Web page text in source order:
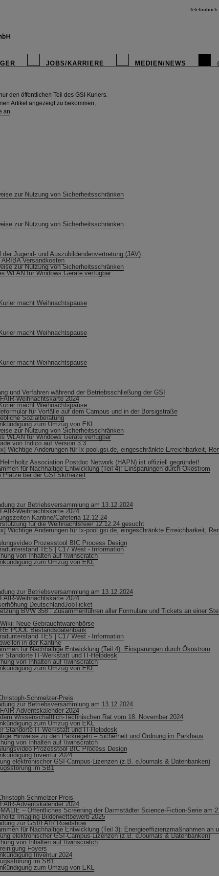
Telefonbuch
JOBS/KARRIERE MEDIEN/NEWS
den öffentlichen Teil des GSI-Kuriers.
Artikel angezeigt zu bekommen,
an
zur Nutzung von Sicherheitsschränken
zur Nutzung von Sicherheitsschränken
der Jugend- und Auszubildendenvertretung (JAV)
Versandkosten
zur Nutzung von Sicherheitsschränken
WLAN für Windows Geräte verfügbar
macht Weihnachtspause
macht Weihnachtspause
macht Weihnachtspause
und Verfahren während der Betriebsschließung der GSI
Weihnachtskarte 2024
macht Weihnachtspause
für Vorfälle auf dem Campus und in der Borsigstraße
Sozialberatung
zum Umzug von EKL
zur Nutzung von Sicherheitsschränken
WLAN für Windows Geräte verfügbar
von Indico auf Version 3.3
Wichtige Änderungen für lx-pool.gsi.de, eingeschränkte Erreichbarkeit,
Association Postdoc Network (HAPN) ist offiziell gegründet!
für Nachhaltige Entwicklung (Teil 4): Einsparungen durch Ökostrom
Plätze bei der GSI Skifreizeit
zur Betriebsversammlung am 13.12.2024
Weihnachtskarte 2024
Kantine/Cafeteria 12.12.24
für die Weihnachtsfeier 12.12.24 gesucht
Wichtige Änderungen für lx-pool.gsi.de, eingeschränkte Erreichbarkeit,
Prozesstool BIC Process Design
TES | C17 West - Information
von Inhalten auf \\winscratch
zum Umzug von EKL
zur Betriebsversammlung am 13.12.2024
Weihnachtskarte 2024
DeutschlandJobTicket
BVW 358 : Zusammenführen aller Formulare und Tickets an einer
Neue Gebrauchtwarenbörse
POOL Bestandsdatenbank
TES | C17 West - Information
in der Kantine
für Nachhaltige Entwicklung (Teil 4): Einsparungen durch Ökostrom
Standorte IT-Werkstatt und IT-Helpdesk
von Inhalten auf \\winscratch
zum Umzug von EKL
Schmelzer-Preis
zur Betriebsversammlung am 13.12.2024
Adventskalender 2024
Wissenschaftlich-Technischen Rat vom 18. November 2024
zum Umzug von EKL
Standorte IT-Werkstatt und IT-Helpdesk
Hinweise zu den Parkregeln – Sicherheit und Ordnung im Parkhaus
von Inhalten auf \\winscratch
Prozesstool BIC Process Design
Inventur 2024
elektronischer GSI-Campus-Lizenzen (z.B. eJournals & Datenbanken)
im SB1
Schmelzer-Preis
Adventskalender 2024
– Öffentliches Screening der Darmstädter Science-Fiction-Serie am
Imaging-Bilderwettbewerb 2025
zur GSI/FAIR Roadshow
für Nachhaltige Entwicklung (Teil 3): Energieeffizienzmaßnahmen an
elektronischer GSI-Campus-Lizenzen (z.B. eJournals & Datenbanken)
von Inhalten auf \\winscratch
Foyers
Inventur 2024
im SB1
zum Umzug von EKL